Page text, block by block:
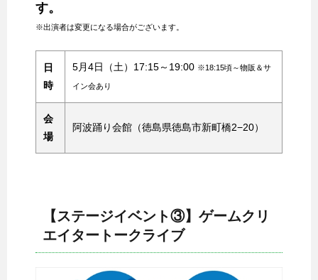
す。
※出演者は変更になる場合がございます。
日
時
5月4日（土）17:15～19:00 ※18:15頃～物販＆サ
イン会あり
会
場
阿波踊り会館（徳島県徳島市新町橋2−20）
【ステージイベント③】ゲームクリ
エイタートークライブ